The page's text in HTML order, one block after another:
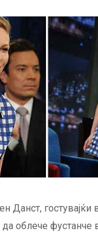
Данст, гостувајќи
облече фустанче